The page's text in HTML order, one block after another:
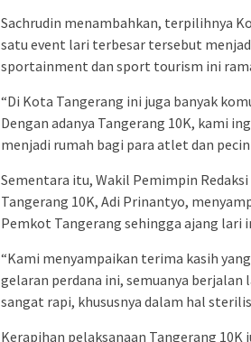
Sachrudin menambahkan, terpilihnya
satu event lari terbesar tersebut
sportainment dan sport tourism ini
“Di Kota Tangerang ini juga banyak
Dengan adanya Tangerang 10K, kami
menjadi rumah bagi para atlet dan
Sementara itu, Wakil Pemimpin
Tangerang 10K, Adi Prinantyo,
Pemkot Tangerang sehingga ajang lari
“Kami menyampaikan terima kasih
gelaran perdana ini, semuanya berjalan
sangat rapi, khususnya dalam hal
Kerapihan pelaksanaan Tangerang